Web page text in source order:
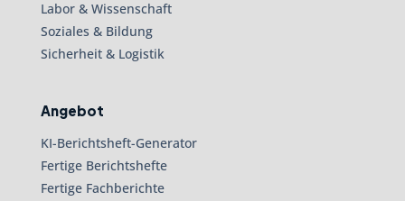
Labor & Wissenschaft
Soziales & Bildung
Sicherheit & Logistik
Angebot
KI-Berichtsheft-Generator
Fertige Berichtshefte
Fertige Fachberichte